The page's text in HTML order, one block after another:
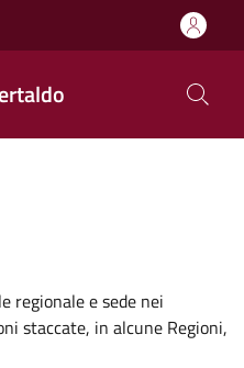
regionale e sede nei
staccate, in alcune Regioni,